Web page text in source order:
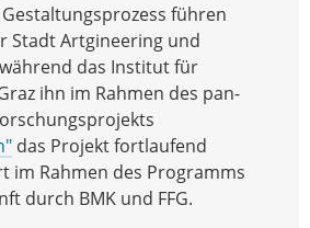
führen
Stadt Artgineering und
das Institut für
ihn im Rahmen des pan-
das Projekt fortlaufend
im Rahmen des Programms
durch BMK und FFG.